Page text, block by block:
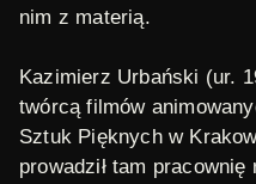
nim z materią.
Kazimierz Urbański (ur.
twórcą filmów
Sztuk Pięknych w
prowadził tam